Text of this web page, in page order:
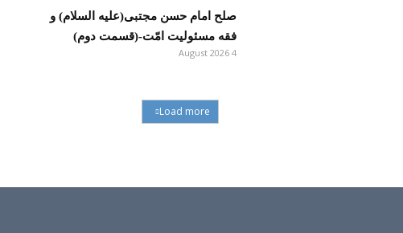
صلح امام حسن مجتبی(علیه السلام) و
فقه مسئولیت امّت-(قسمت دوم)
4 August 2026
Load more